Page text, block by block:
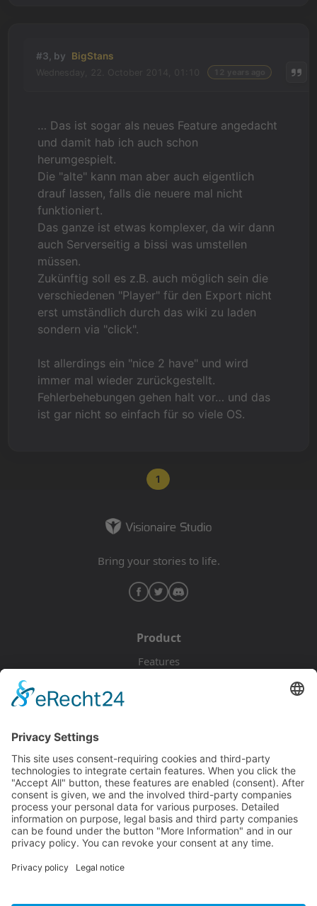
#3, by BigStans
… Das ist sogar als neues Feature angedacht
und damit hab ich auch schon
herumgespielt.
Die "alte" kann man aber auch eigentlich
drauf lassen, falls die neuere mal nicht
funktioniert.
Das ganze ist etwas komplexer, da wir dann
auch Serverseitig a bissi was umstellen
müssen.
Zukünftig soll es z.B. auch möglich sein die
verschiedenen "Player" für den Export nicht
erst umständlich durch das wiki zu laden
sondern via "click".
Ist allerdings ein "nice 2 have" und wird
immer mal wieder zurückgestellt.
Fehlerbehebungen gehen halt vor… und das
ist gar nicht so einfach für so viele OS.
1
Bring your stories to life.
Product
Features
Documentation
Tutorials
Blog
Community
Discord